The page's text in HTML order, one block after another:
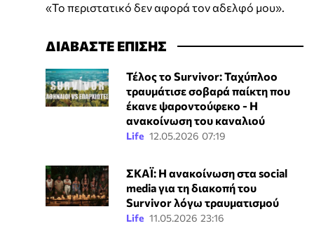
«Το περιστατικό δεν αφορά τον αδελφό μου».
ΔΙΑΒΑΣΤΕ ΕΠΙΣΗΣ
Τέλος το Survivor: Ταχύπλοο
τραυμάτισε σοβαρά παίκτη που
έκανε ψαροντούφεκο - Η
ανακοίνωση του καναλιού
Life 12.05.2026 07:19
ΣΚΑΪ: Η ανακοίνωση στα social
media για τη διακοπή του
Survivor λόγω τραυματισμού
Life 11.05.2026 23:16